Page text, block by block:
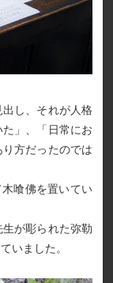
出し、それが人格
」、「日常にお
方だったのでは
喰佛を置いてい
が彫られた弥勒
いました。